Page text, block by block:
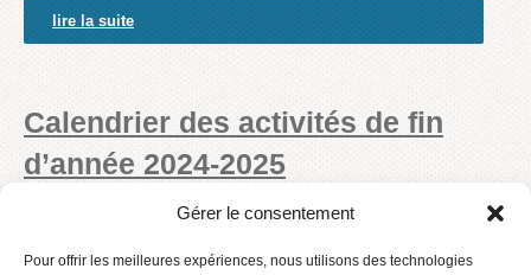
Gérer le consentement
Pour offrir les meilleures expériences, nous utilisons des technologies
lire la suite
Calendrier des activités de fin
d’année 2024-2025
MESSAGE À TOUS LES PARENTS DES ÉLÈVES
DE L’ÉCOLE Chers parents, Veuillez svp prendre